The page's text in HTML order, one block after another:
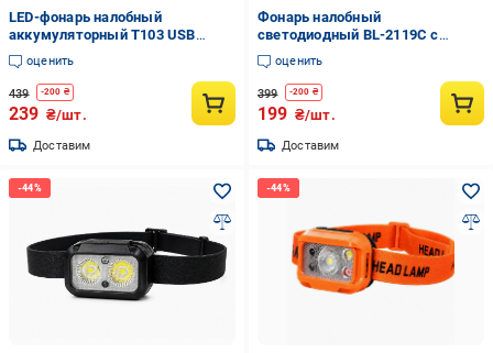
LED-фонарь налобный
аккумуляторный T103 USB
Type-C с датчиком движения
Черный (10579)
оценить
439 -200 ₴
239 ₴/шт.
Доставим
Фонарь налобный
светодиодный BL-2119C с
батареей 18650 и
дополнительным освещением
COB Черный (10580)
оценить
399 -200 ₴
199 ₴/шт.
Доставим